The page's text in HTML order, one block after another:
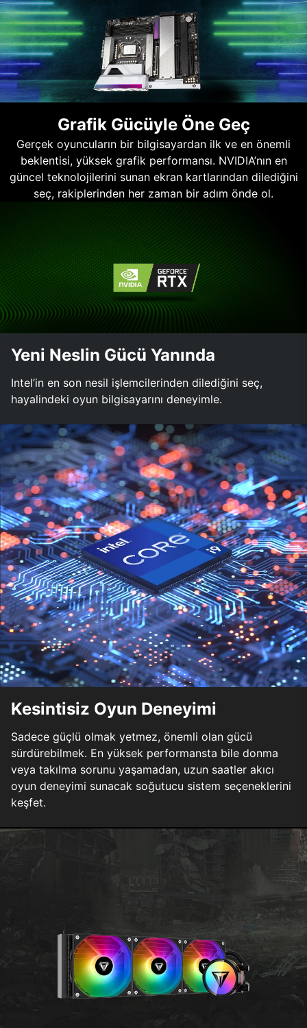
Grafik Gücüyle Öne Geç
Gerçek oyuncuların bir bilgisayardan ilk ve en önemli
beklentisi, yüksek grafik performansı. NVIDIA’nın en
güncel teknolojilerini sunan ekran kartlarından dilediğini
seç, rakiplerinden her zaman bir adım önde ol.
Yeni Neslin Gücü Yanında
Intel’in en son nesil işlemcilerinden dilediğini seç,
hayalindeki oyun bilgisayarını deneyimle.
Kesintisiz Oyun Deneyimi
Sadece güçlü olmak yetmez, önemli olan gücü
sürdürebilmek. En yüksek performansta bile donma
veya takılma sorunu yaşamadan, uzun saatler akıcı
oyun deneyimi sunacak soğutucu sistem seçeneklerini
keşfet.